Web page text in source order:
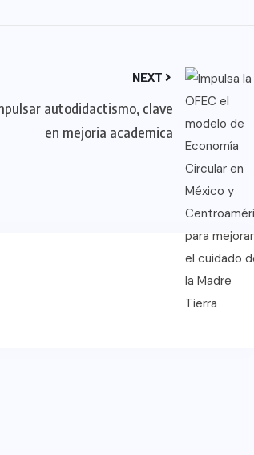
NEXT
autodidactismo, clave
en mejoria academica